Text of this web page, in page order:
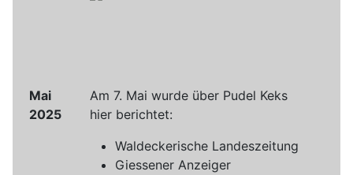
Mai
2025
Am 7. Mai wurde über Pudel Keks
hier berichtet:
Waldeckerische Landeszeitung
Giessener Anzeiger